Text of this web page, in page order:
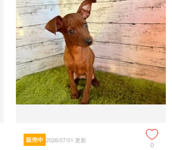
販売中 2026/07/01 更新
0